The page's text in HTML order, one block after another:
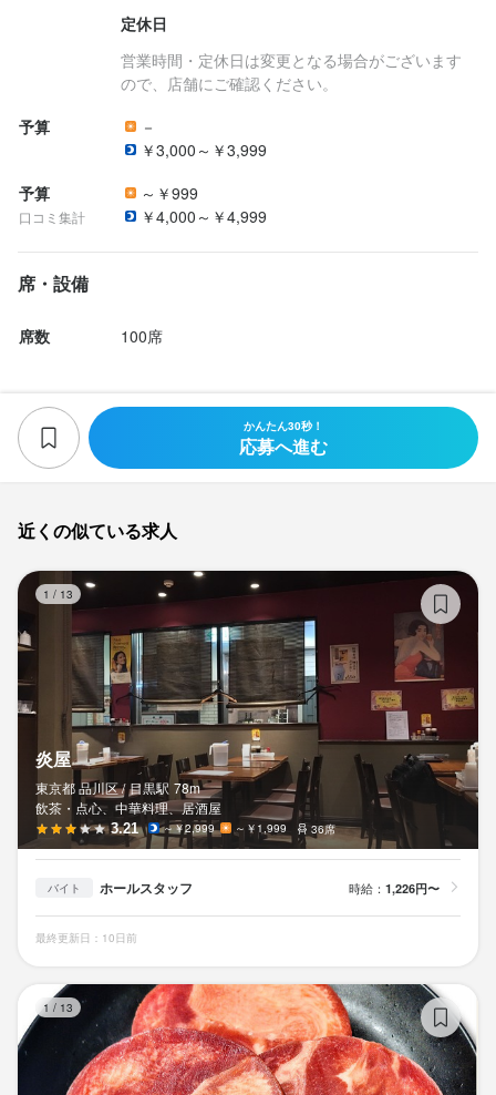
定休日
営業時間・定休日は変更となる場合がございます
ので、店舗にご確認ください。
予算
－
￥3,000～￥3,999
予算
口コミ集計
～￥999
￥4,000～￥4,999
席・設備
席数 100席
かんたん30秒！
応募へ進む
近くの似ている求人
1 / 13
炎屋
東京都 品川区 / 目黒駅 78m
飲茶・点心、中華料理、居酒屋
3.21 ～￥2,999 ～￥1,999 36席
バイト ホールスタッフ 時給： 1,226円〜
最終更新日：10日前
1 / 13